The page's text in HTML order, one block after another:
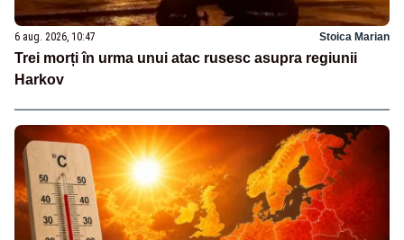
6 aug. 2026, 10:47 Stoica Marian
Trei morți în urma unui atac rusesc asupra regiunii
Harkov